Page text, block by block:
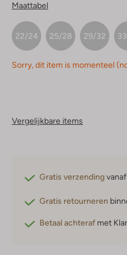
Maattabel
22/24 25/28 29/32
Sorry, dit item is momenteel
Vergelijkbare items
Gratis verzending
Gratis retourneren
Betaal achteraf met